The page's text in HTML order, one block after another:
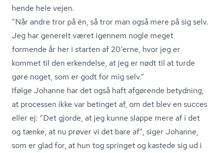
hende hele vejen.
”Når andre tror på én, så tror man også mere på sig selv.
Jeg har generelt været igennem nogle meget
formende år her i starten af 20’erne, hvor jeg er
kommet til den erkendelse, at jeg er nødt til at turde
gøre noget, som er godt for mig selv.”
Ifølge Johanne har det også haft afgørende betydning,
at processen ikke var betinget af, om det blev en succes
eller ej: ”Det gjorde, at jeg kunne slappe mere af i det
og tænke, at nu prøver vi det bare af”, siger Johanne,
som er glad for, at hun tog springet og kastede sig ud i